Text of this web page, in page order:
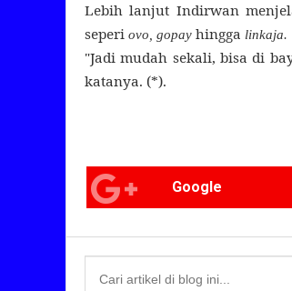
Lebih lanjut Indirwan
seperi ovo, gopay hingga linkaja.
"Jadi mudah sekali, bisa di
katanya. (*).
Google